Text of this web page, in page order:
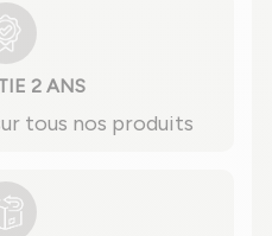
2 ANS
tous nos produits